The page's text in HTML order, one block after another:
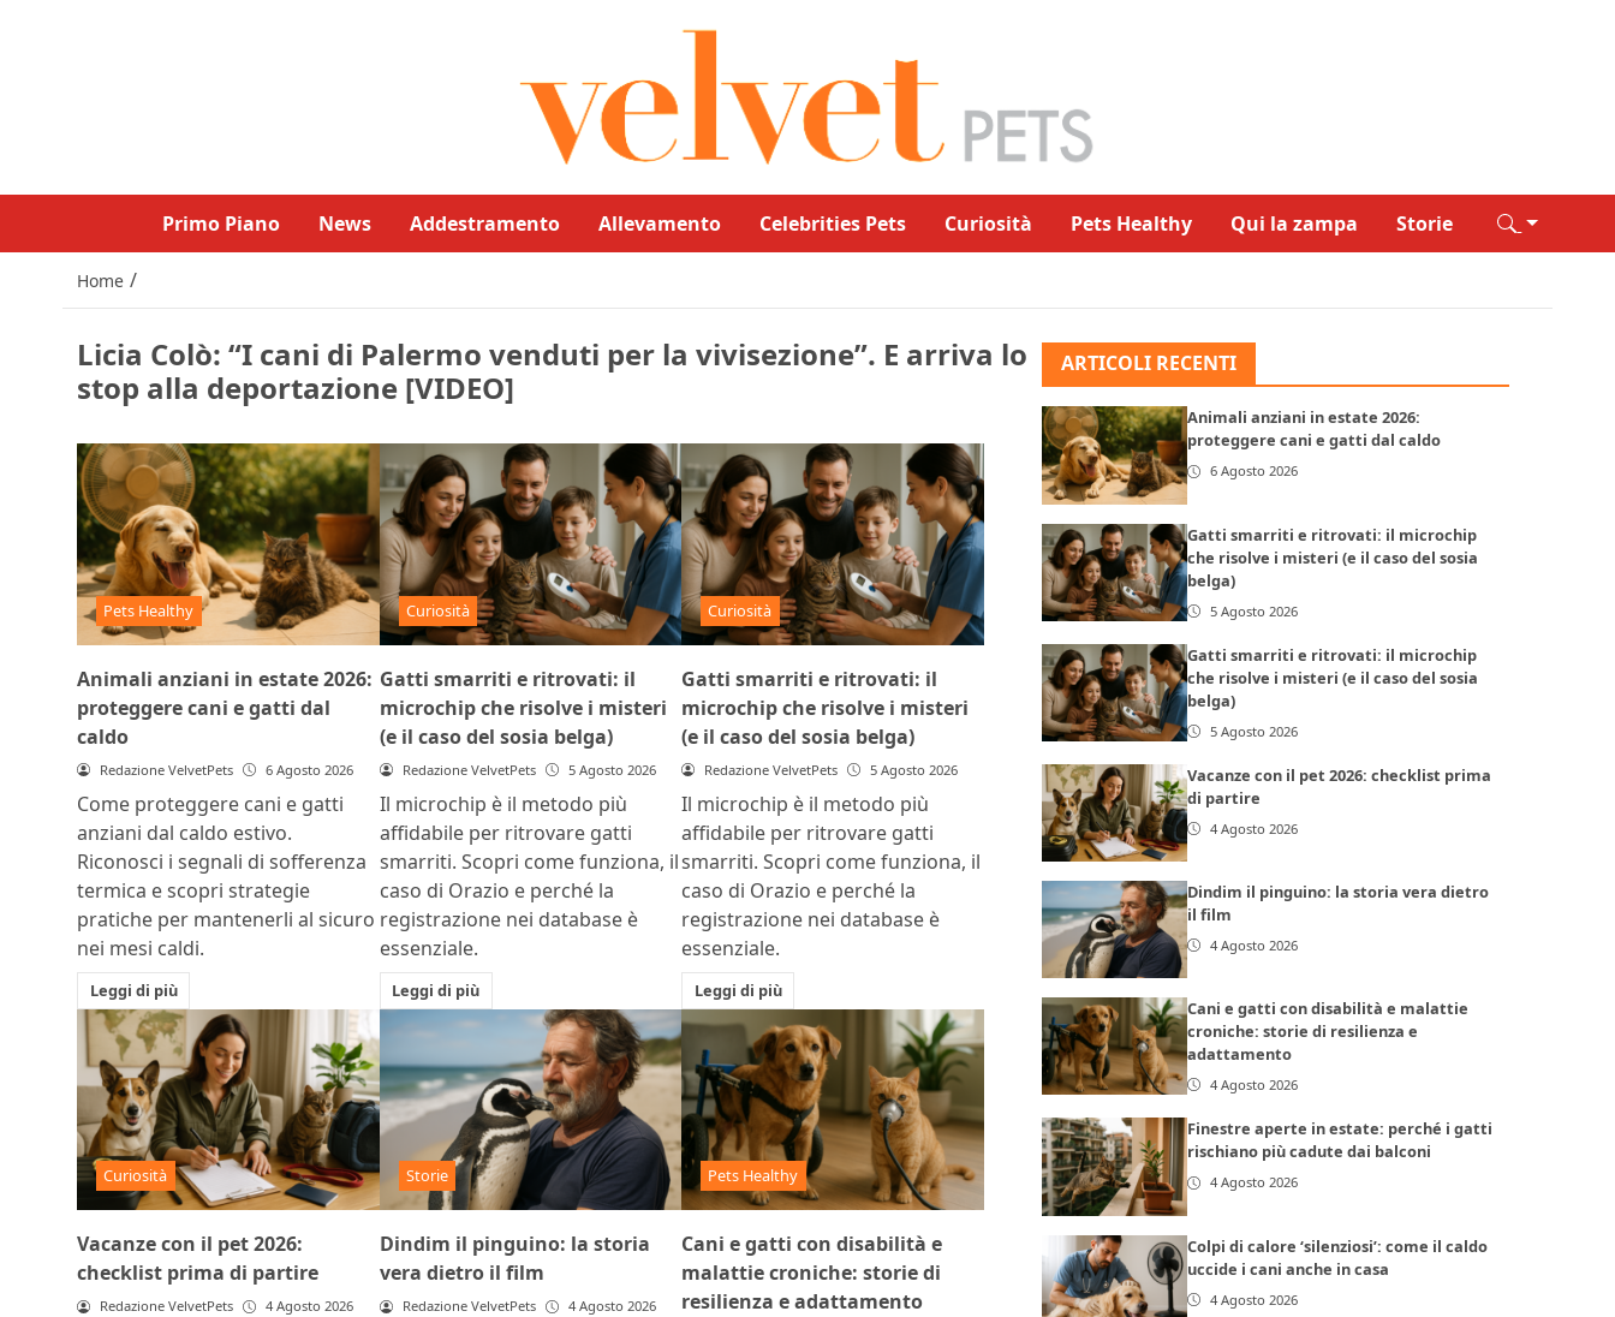
Primo Piano News Addestramento Allevamento Celebrities Pets Curiosità Pets Healthy Qui la zampa Storie
Home /
Licia Colò: “I cani di Palermo venduti per la vivisezione”. E arriva lo
stop alla deportazione [VIDEO]
Pets Healthy
Animali anziani in estate 2026:
proteggere cani e gatti dal
caldo
Redazione VelvetPets 6 Agosto 2026
Come proteggere cani e gatti
anziani dal caldo estivo.
Riconosci i segnali di sofferenza
termica e scopri strategie
pratiche per mantenerli al sicuro
nei mesi caldi.
Leggi di più
Curiosità
Gatti smarriti e ritrovati: il
microchip che risolve i misteri
(e il caso del sosia belga)
Redazione VelvetPets 5 Agosto 2026
Il microchip è il metodo più
affidabile per ritrovare gatti
smarriti. Scopri come funziona, il
caso di Orazio e perché la
registrazione nei database è
essenziale.
Leggi di più
Curiosità
Gatti smarriti e ritrovati: il
microchip che risolve i misteri
(e il caso del sosia belga)
Redazione VelvetPets 5 Agosto 2026
Il microchip è il metodo più
affidabile per ritrovare gatti
smarriti. Scopri come funziona, il
caso di Orazio e perché la
registrazione nei database è
essenziale.
Leggi di più
Curiosità
Vacanze con il pet 2026:
checklist prima di partire
Redazione VelvetPets 4 Agosto 2026
Storie
Dindim il pinguino: la storia
vera dietro il film
Redazione VelvetPets 4 Agosto 2026
Pets Healthy
Cani e gatti con disabilità e
malattie croniche: storie di
resilienza e adattamento
ARTICOLI RECENTI
Animali anziani in estate 2026:
proteggere cani e gatti dal caldo
6 Agosto 2026
Gatti smarriti e ritrovati: il microchip
che risolve i misteri (e il caso del sosia
belga)
5 Agosto 2026
Gatti smarriti e ritrovati: il microchip
che risolve i misteri (e il caso del sosia
belga)
5 Agosto 2026
Vacanze con il pet 2026: checklist prima
di partire
4 Agosto 2026
Dindim il pinguino: la storia vera dietro
il film
4 Agosto 2026
Cani e gatti con disabilità e malattie
croniche: storie di resilienza e
adattamento
4 Agosto 2026
Finestre aperte in estate: perché i gatti
rischiano più cadute dai balconi
4 Agosto 2026
Colpi di calore ‘silenziosi’: come il caldo
uccide i cani anche in casa
4 Agosto 2026